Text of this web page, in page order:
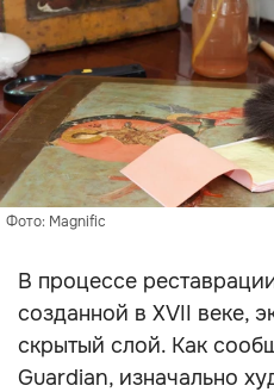
Фото: Magnific
В процессе
созданной в XVII веке,
скрытый слой. Как
Guardian, изначально